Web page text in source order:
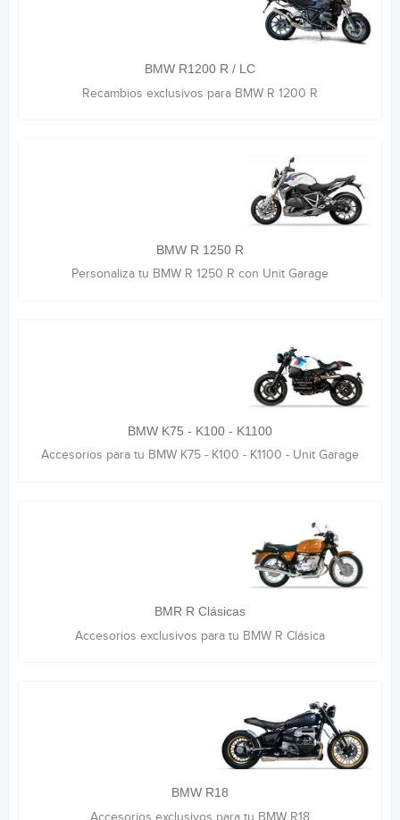
BMW R1200 R / LC
Recambios exclusivos para BMW R 1200 R
BMW R 1250 R
Personaliza tu BMW R 1250 R con Unit Garage
BMW K75 - K100 - K1100
Accesorios para tu BMW K75 - K100 - K1100 - Unit Garage
BMR R Clásicas
Accesorios exclusivos para tu BMW R Clásica
BMW R18
Accesorios exclusivos para tu BMW R18